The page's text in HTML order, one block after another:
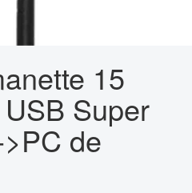
15
Super
de